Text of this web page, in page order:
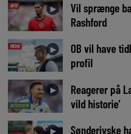
AVIS ►
Vil sprænge
Rashford
MEDIE ►
OB vil have
profil
INTERVIEW
►
Reagerer på
vild historie’
►
Sønderjyske